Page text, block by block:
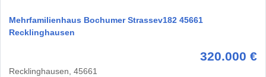
Mehrfamilienhaus Bochumer Strassev182 45661
Recklinghausen
320.000 €
Recklinghausen, 45661